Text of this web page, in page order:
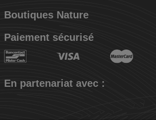
Boutiques Nature
Paiement sécurisé
En partenariat avec :